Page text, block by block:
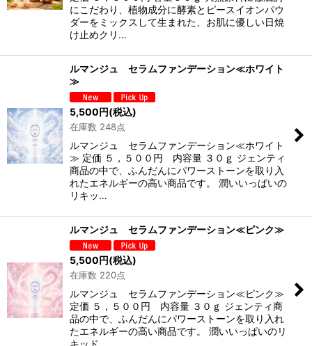
にこだわり、植物成分に酵素とピースイオンパウ
ダーをミックスして生まれた、お肌に優しい日焼
け止めクリ…
ルマンジュ セラムファンデーション≪ホワイト
≫
5,500円(税込)
在庫数 248点
ルマンジュ セラムファンデーション≪ホワイト
≫ 定価 ５，５００円 内容量 ３０ｇ ジェンティ
商品の中で、ふんだんにパワーストーンを取り入
れたエネルギーの高い商品です。 潤いいっぱいの
リキッ…
ルマンジュ セラムファンデーション≪ピンク≫
5,500円(税込)
在庫数 220点
ルマンジュ セラムファンデーション≪ピンク≫
定価 ５，５００円 内容量 ３０ｇ ジェンティ商
品の中で、ふんだんにパワーストーンを取り入れ
たエネルギーの高い商品です。 潤いいっぱいのリ
キッド…